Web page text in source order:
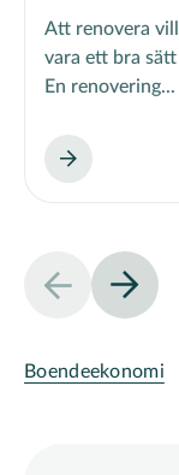
Att renovera
vara ett bra
En renovering...
Boendeekonomi